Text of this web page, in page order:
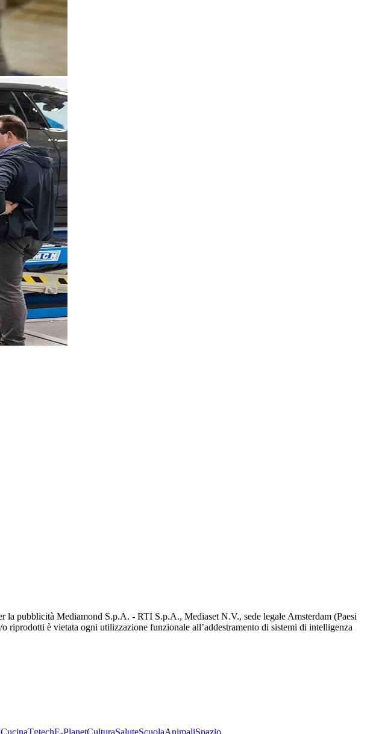
pubblicità Mediamond S.p.A. - RTI S.p.A., Mediaset N.V., sede legale Amsterdam (Paesi
riprodotti è vietata ogni utilizzazione funzionale all’addestramento di sistemi di intelligenza